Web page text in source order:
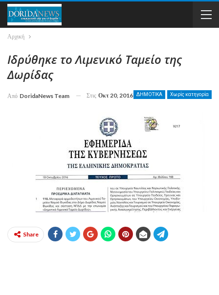
Αρχική
Ιδρύθηκε το Λιμενικό Ταμείο της
Δωρίδας
ΔΗΜΟΤΙΚΑ Χωρίς κατηγορία
Από DoridaNews Team Στις Οκτ 20, 2016
Share